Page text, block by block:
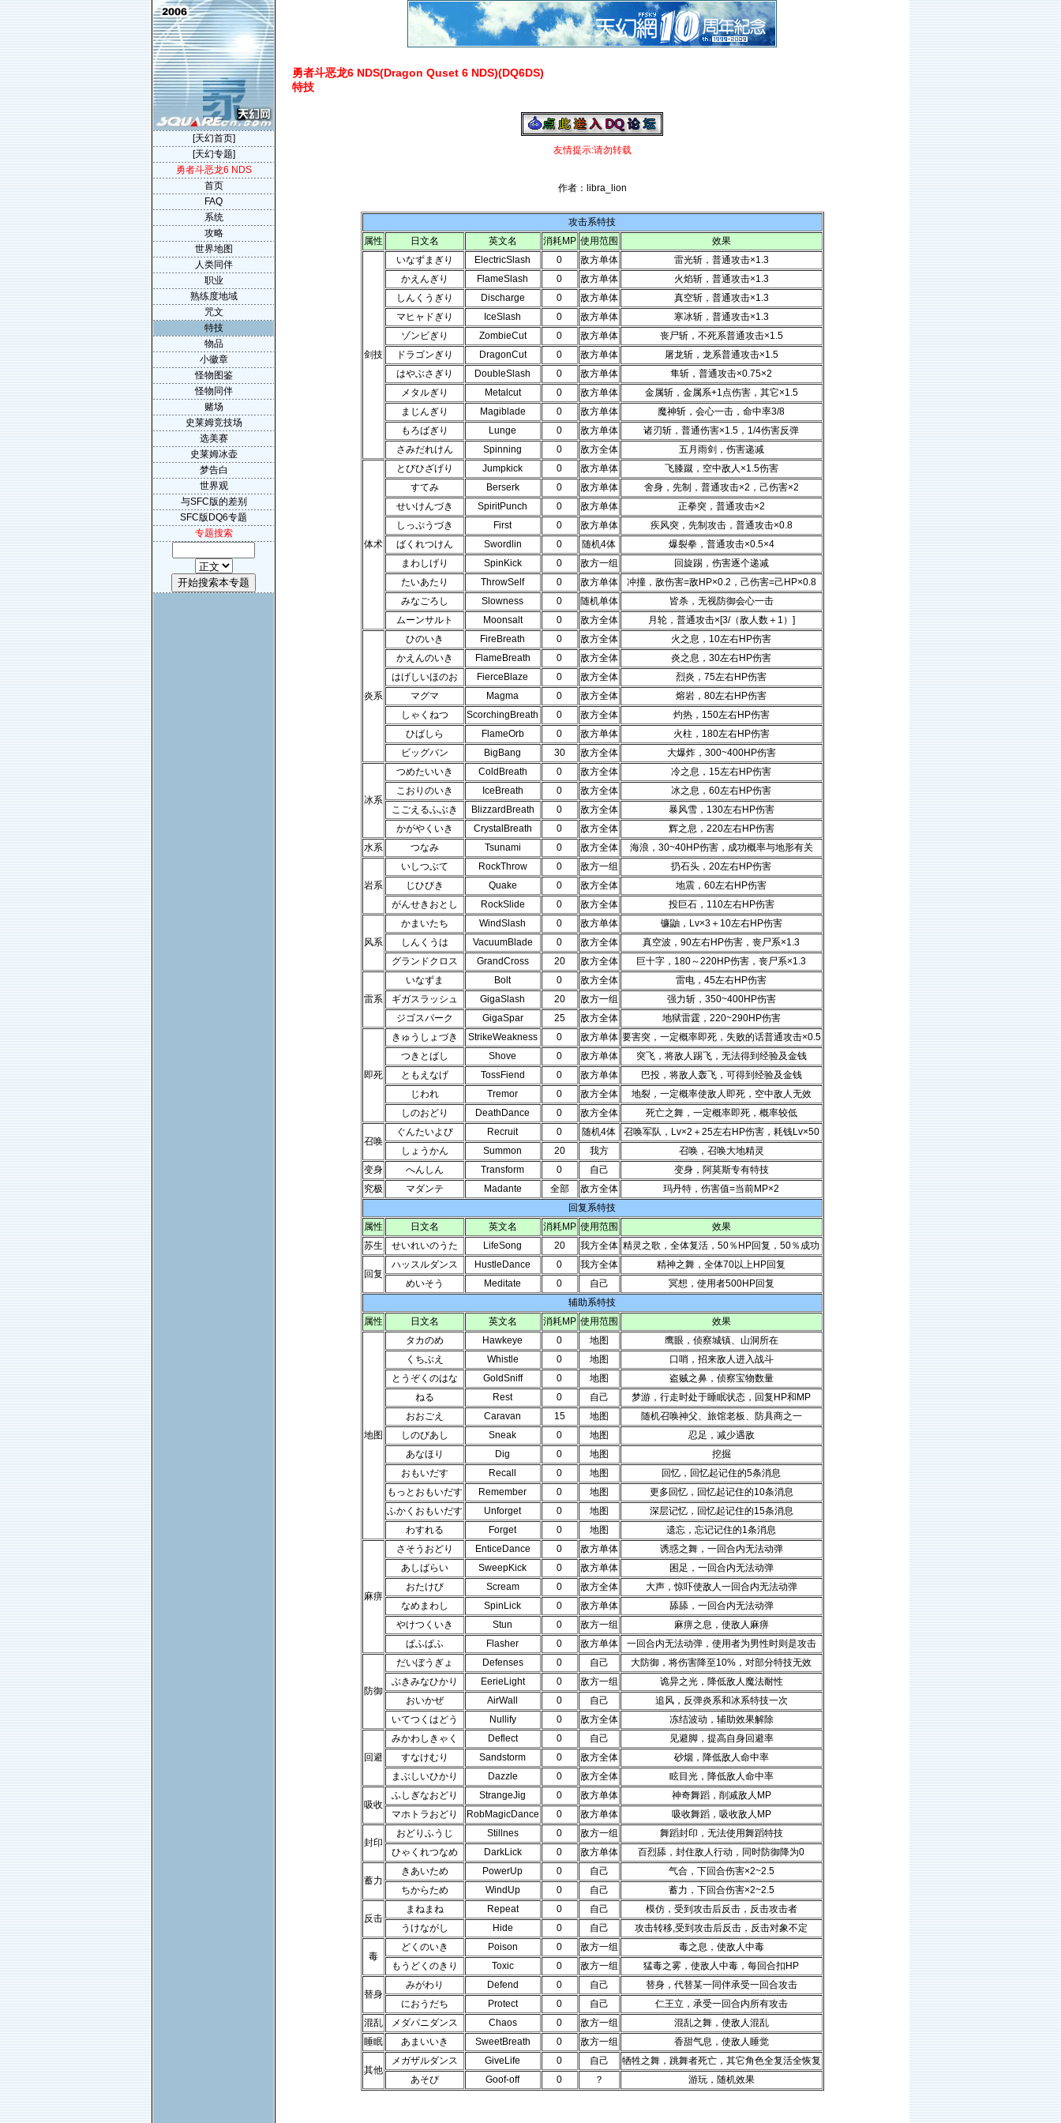
勇者斗恶龙6 NDS(Dragon Quset 6 NDS)(DQ6DS)
特技
友情提示:请勿转载
作者：libra_lion
攻击系特技
属性
日文名 英文名 消耗MP 使用范围 效果
剑技
いなずまぎり ElectricSlash 0 敌方单体
雷光斩，普通攻击×1.3
かえんぎり
FlameSlash 0 敌方单体
火焰斩，普通攻击×1.3
しんくうぎり
Discharge 0 敌方单体
真空斩，普通攻击×1.3
マヒャドぎり
IceSlash 0 敌方单体
寒冰斩，普通攻击×1.3
ゾンビぎり
ZombieCut 0 敌方单体
丧尸斩，不死系普通攻击×1.5
ドラゴンぎり
DragonCut 0 敌方单体
屠龙斩，龙系普通攻击×1.5
はやぶさぎり
DoubleSlash 0 敌方单体
隼斩，普通攻击×0.75×2
メタルぎり
Metalcut 0 敌方单体
金属斩，金属系+1点伤害，其它×1.5
まじんぎり
Magiblade 0 敌方单体
魔神斩，会心一击，命中率3/8
もろばぎり
Lunge 0 敌方单体
诸刃斩，普通伤害×1.5，1/4伤害反弹
さみだれけん
Spinning 0 敌方全体 五月雨剑，伤害递减
体术
とびひざげり Jumpkick 0 敌方单体
飞膝蹴，空中敌人×1.5伤害
すてみ
Berserk 0 敌方单体
舍身，先制，普通攻击×2，己伤害×2
せいけんづき
SpiritPunch 0 敌方单体
正拳突，普通攻击×2
しっぷうづき
First 0 敌方单体
疾风突，先制攻击，普通攻击×0.8
ばくれつけん
Swordlin 0 随机4体
爆裂拳，普通攻击×0.5×4
まわしげり
SpinKick 0 敌方一组
回旋踢，伤害逐个递减
たいあたり
ThrowSelf 0 敌方单体
冲撞，敌伤害=敌HP×0.2，己伤害=己HP×0.8
みなごろし
Slowness 0 随机单体
皆杀，无视防御会心一击
ムーンサルト
Moonsalt 0 敌方全体 月轮，普通攻击×[3/（敌人数＋1）]
炎系
ひのいき FireBreath 0 敌方全体
火之息，10左右HP伤害
かえんのいき
FlameBreath 0 敌方全体
炎之息，30左右HP伤害
はげしいほのお
FierceBlaze 0 敌方全体
烈炎，75左右HP伤害
マグマ
Magma 0 敌方全体
熔岩，80左右HP伤害
しゃくねつ
ScorchingBreath 0 敌方全体
灼热，150左右HP伤害
ひばしら
FlameOrb 0 敌方单体
火柱，180左右HP伤害
ビッグバン
BigBang 30 敌方全体 大爆炸，300~400HP伤害
冰系
つめたいいき ColdBreath 0 敌方全体
冷之息，15左右HP伤害
こおりのいき
IceBreath 0 敌方全体
冰之息，60左右HP伤害
こごえるふぶき
BlizzardBreath 0 敌方全体
暴风雪，130左右HP伤害
かがやくいき
CrystalBreath 0 敌方全体
辉之息，220左右HP伤害
水系
つなみ Tsunami 0 敌方全体 海浪，30~40HP伤害，成功概率与地形有关
岩系
いしつぶて RockThrow 0 敌方一组
扔石头，20左右HP伤害
じひびき
Quake 0 敌方全体
地震，60左右HP伤害
がんせきおとし
RockSlide 0 敌方全体 投巨石，110左右HP伤害
风系
かまいたち WindSlash 0 敌方单体
镰鼬，Lv×3＋10左右HP伤害
しんくうは
VacuumBlade 0 敌方全体
真空波，90左右HP伤害，丧尸系×1.3
グランドクロス
GrandCross 20 敌方全体 巨十字，180～220HP伤害，丧尸系×1.3
雷系
いなずま Bolt 0 敌方全体
雷电，45左右HP伤害
ギガスラッシュ
GigaSlash 20 敌方一组
强力斩，350~400HP伤害
ジゴスパーク
GigaSpar 25 敌方全体 地狱雷霆，220~290HP伤害
即死
きゅうしょづき StrikeWeakness 0 敌方单体 要害突，一定概率即死，失败的话普通攻击×0.5
つきとばし
Shove 0 敌方单体
突飞，将敌人踢飞，无法得到经验及金钱
ともえなげ
TossFiend 0 敌方单体
巴投，将敌人轰飞，可得到经验及金钱
じわれ
Tremor 0 敌方全体
地裂，一定概率使敌人即死，空中敌人无效
しのおどり
DeathDance 0 敌方全体 死亡之舞，一定概率即死，概率较低
召唤
ぐんたいよび Recruit 0 随机4体
召唤军队，Lv×2＋25左右HP伤害，耗钱Lv×50
しょうかん
Summon 20 我方
召唤，召唤大地精灵
变身
へんしん Transform 0 自己
变身，阿莫斯专有特技
究极
マダンテ Madante 全部 敌方全体
玛丹特，伤害值=当前MP×2
回复系特技
属性
日文名 英文名 消耗MP 使用范围
效果
苏生
せいれいのうた LifeSong 20 我方全体 精灵之歌，全体复活，50％HP回复，50％成功
回复
ハッスルダンス HustleDance 0 我方全体
精神之舞，全体70以上HP回复
めいそう
Meditate 0 自己
冥想，使用者500HP回复
辅助系特技
属性
日文名 英文名 消耗MP 使用范围 效果
地图
タカのめ Hawkeye 0 地图
鹰眼，侦察城镇、山洞所在
くちぶえ
Whistle 0 地图
口哨，招来敌人进入战斗
とうぞくのはな
GoldSniff 0 地图
盗贼之鼻，侦察宝物数量
ねる
Rest 0 自己
梦游，行走时处于睡眠状态，回复HP和MP
おおごえ
Caravan 15 地图
随机召唤神父、旅馆老板、防具商之一
しのびあし
Sneak 0 地图
忍足，减少遇敌
あなほり
Dig 0 地图
挖掘
おもいだす
Recall 0 地图
回忆，回忆起记住的5条消息
もっとおもいだす
Remember 0 地图
更多回忆，回忆起记住的10条消息
ふかくおもいだす
Unforget 0 地图
深层记忆，回忆起记住的15条消息
わすれる
Forget 0 地图 遗忘，忘记记住的1条消息
麻痹
さそうおどり EnticeDance 0 敌方单体
诱惑之舞，一回合内无法动弹
あしばらい
SweepKick 0 敌方单体
困足，一回合内无法动弹
おたけび
Scream 0 敌方全体
大声，惊吓使敌人一回合内无法动弹
なめまわし
SpinLick 0 敌方单体
舔舔，一回合内无法动弹
やけつくいき
Stun 0 敌方一组
麻痹之息，使敌人麻痹
ぱふぱふ
Flasher 0 敌方单体 一回合内无法动弹，使用者为男性时则是攻击
防御
だいぼうぎょ Defenses 0 自己
大防御，将伤害降至10%，对部分特技无效
ぶきみなひかり
EerieLight 0 敌方一组
诡异之光，降低敌人魔法耐性
おいかぜ
AirWall 0 自己
追风，反弹炎系和冰系特技一次
いてつくはどう
Nullify 0 敌方全体 冻结波动，辅助效果解除
回避
みかわしきゃく Deflect 0 自己
见避脚，提高自身回避率
すなけむり
Sandstorm 0 敌方全体
砂烟，降低敌人命中率
まぶしいひかり
Dazzle 0 敌方全体 眩目光，降低敌人命中率
吸收
ふしぎなおどり StrangeJig 0 敌方单体
神奇舞蹈，削减敌人MP
マホトラおどり
RobMagicDance 0 敌方单体 吸收舞蹈，吸收敌人MP
封印
おどりふうじ Stillnes 0 敌方一组
舞蹈封印，无法使用舞蹈特技
ひゃくれつなめ
DarkLick 0 敌方单体 百烈舔，封住敌人行动，同时防御降为0
蓄力
きあいため PowerUp 0 自己
气合，下回合伤害×2~2.5
ちからため
WindUp 0 自己 蓄力，下回合伤害×2~2.5
反击
まねまね Repeat 0 自己
模仿，受到攻击后反击，反击攻击者
うけながし
Hide 0 自己 攻击转移,受到攻击后反击，反击对象不定
毒
どくのいき Poison 0 敌方一组
毒之息，使敌人中毒
もうどくのきり
Toxic 0 敌方一组 猛毒之雾，使敌人中毒，每回合扣HP
替身
みがわり Defend 0 自己
替身，代替某一同伴承受一回合攻击
におうだち
Protect 0 自己
仁王立，承受一回合内所有攻击
混乱
メダパニダンス Chaos 0 敌方一组
混乱之舞，使敌人混乱
睡眠
あまいいき SweetBreath 0 敌方一组 香甜气息，使敌人睡觉
其他
メガザルダンス GiveLife 0 自己
牺牲之舞，跳舞者死亡，其它角色全复活全恢复
あそび
Goof-off 0 ？ 游玩，随机效果
[天幻首页]
[天幻专题]
勇者斗恶龙6 NDS
首页
FAQ
系统
攻略
世界地图
人类同伴
职业
熟练度地域
咒文
特技
物品
小徽章
怪物图鉴
怪物同伴
赌场
史莱姆竞技场
选美赛
史莱姆冰壶
梦告白
世界观
与SFC版的差别
SFC版DQ6专题
专题搜索